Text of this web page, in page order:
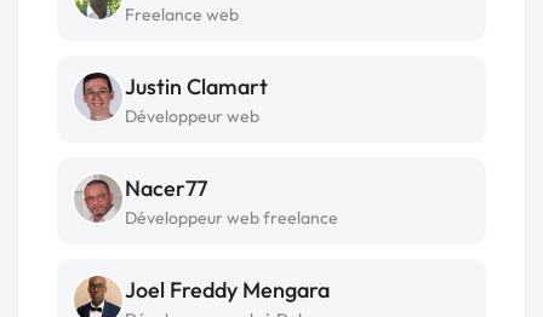
Freelance web
Justin Clamart
Développeur web
Nacer77
Développeur web freelance
Joel Freddy Mengara